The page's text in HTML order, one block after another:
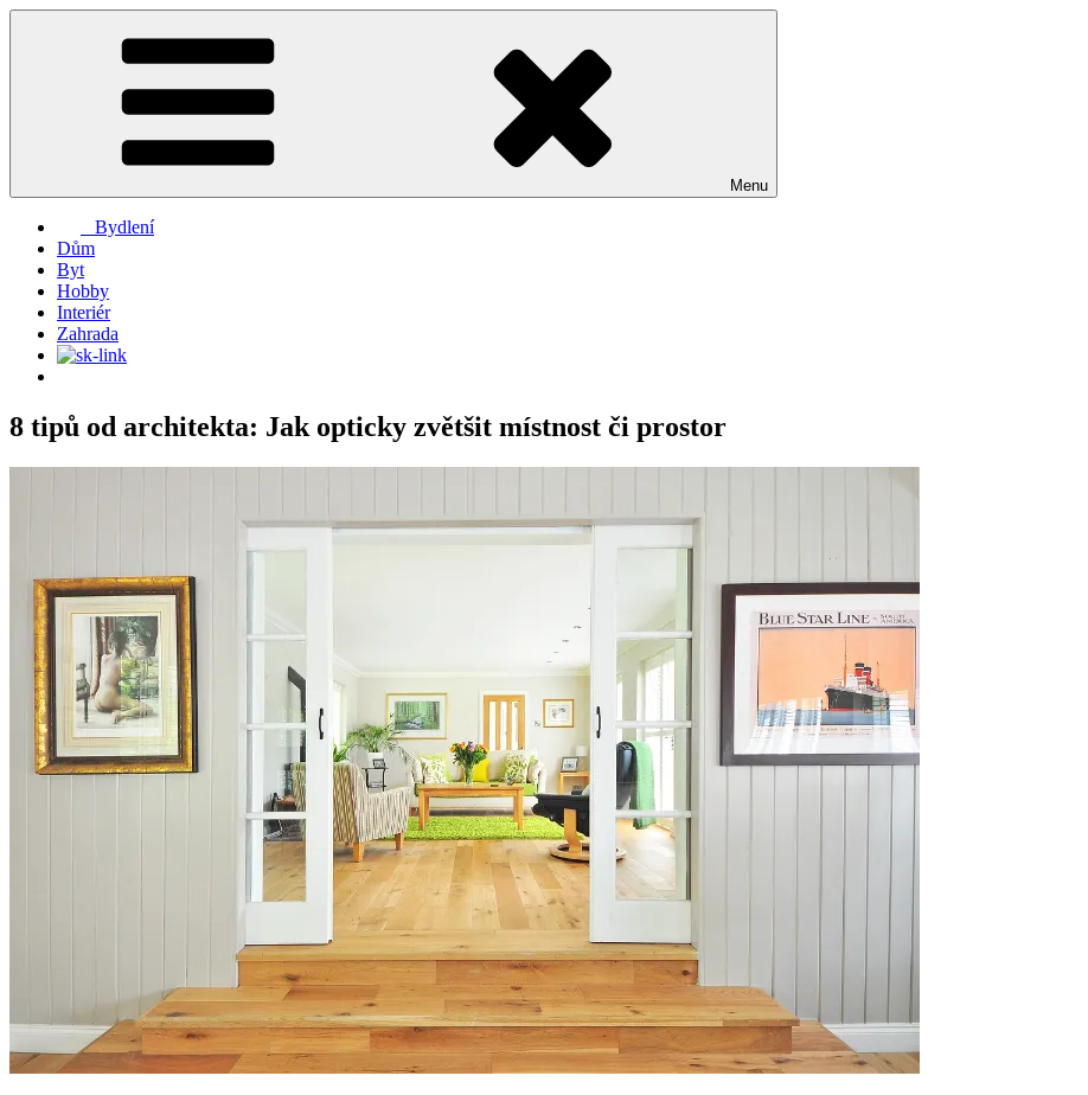
Přejít
Menu
Bydlení
Dům
Byt
Hobby
Interiér
Zahrada
8 tipů od architekta: Jak opticky zvětšit místnost či prostor